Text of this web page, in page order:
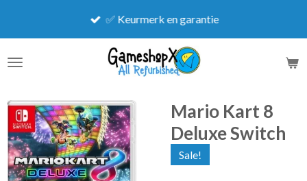
de
✅ Keurmerk en garantie
Mario Kart 8
Deluxe Switch
Sale!